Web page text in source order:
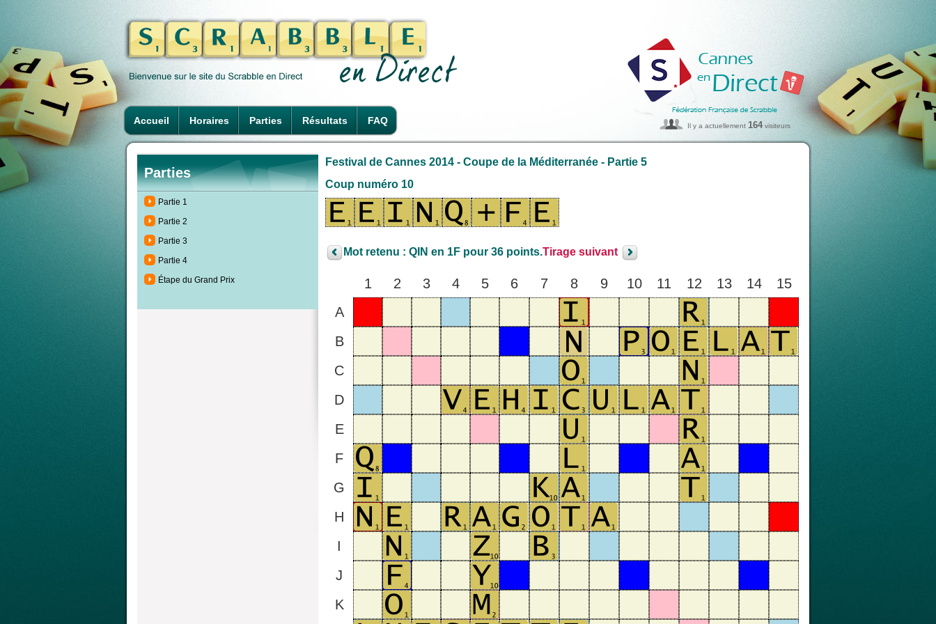
Accueil Horaires Parties Résultats FAQ Il y a actuellement 164 visiteurs
Parties
Partie 1
Partie 2
Partie 3
Partie 4
Étape du Grand Prix
Festival de Cannes 2014 - Coupe de la Méditerranée - Partie 5
Coup numéro 10
Mot retenu : QIN en 1F pour 36 points.Tirage suivant
1 2 3 4 5 6 7 8 9 10 11 12 13 14
15
A
B
C
D
E
F
G
H
I
J
K